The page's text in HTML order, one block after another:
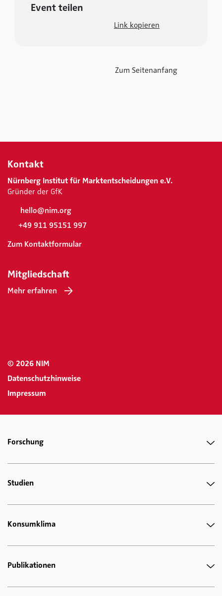
Event teilen
Link kopieren
Zum Seitenanfang
Kontakt
Nürnberg Institut für Marktentscheidungen e.V.
Gründer der GfK
hello@nim.org
+49 911 95151 997
Zum Kontaktformular
Mitgliedschaft
Mehr erfahren
© 2026 NIM
Datenschutzhinweise
Impressum
Forschung
Studien
Konsumklima
Publikationen